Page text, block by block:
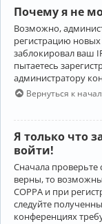
Почему я не
Возможно,
регистрацию
заблокировал ваш
пытаетесь
администратору
Вернуться к
Я только что
войти!
Сначала проверьте
верны, то
COPPA и при
следуйте
конференциях